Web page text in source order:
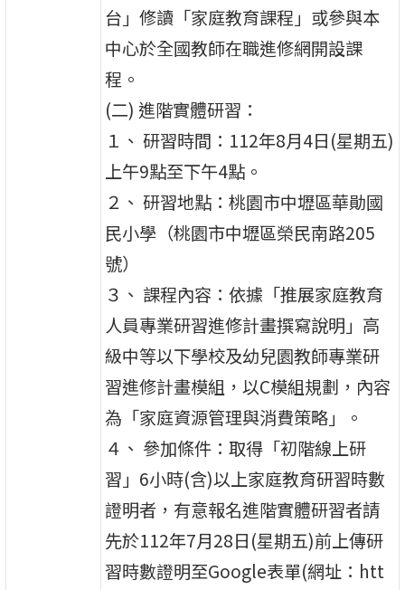
台」修讀「家庭教育課程」或參與本
中心於全國教師在職進修網開設課
程。
(二) 進階實體研習：
１、 研習時間：112年8月4日(星期五)
上午9點至下午4點。
２、 研習地點：桃園市中壢區華勛國
民小學（桃園市中壢區榮民南路205
號）
３、 課程內容：依據「推展家庭教育
人員專業研習進修計畫撰寫說明」高
級中等以下學校及幼兒園教師專業研
習進修計畫模組，以C模組規劃，內容
為「家庭資源管理與消費策略」。
４、 參加條件：取得「初階線上研
習」6小時(含)以上家庭教育研習時數
證明者，有意報名進階實體研習者請
先於112年7月28日(星期五)前上傳研
習時數證明至Google表單(網址：htt